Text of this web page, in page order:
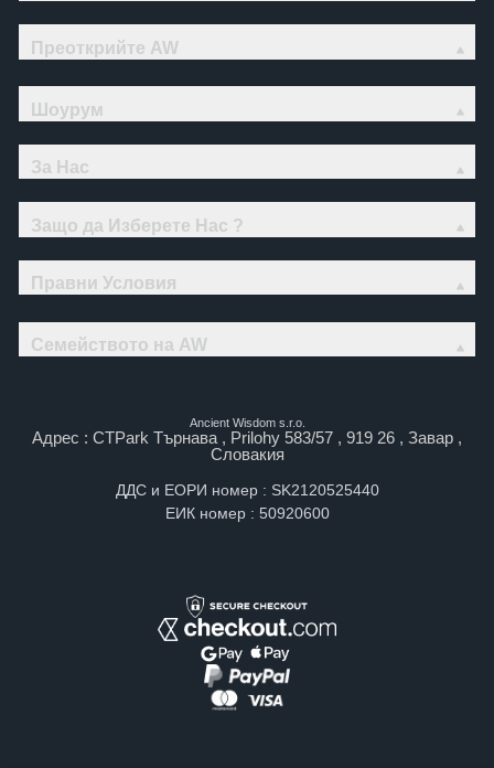
Преоткрийте AW
Шоурум
За Нас
Защо да Изберете Нас ?
Правни Условия
Семейството на AW
Ancient Wisdom s.r.o.
Адрес : CTPark Търнава , Prilohy 583/57 , 919 26 , Завар ,
Словакия
ДДС и ЕОРИ номер : SK2120525440
ЕИК номер : 50920600